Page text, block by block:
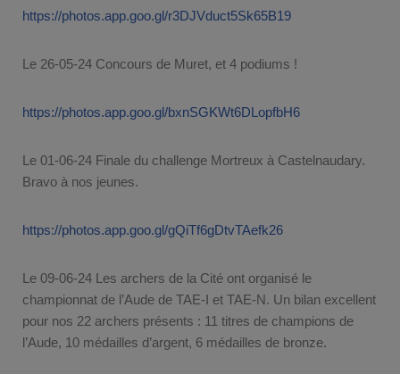
https://photos.app.goo.gl/r3DJVduct5Sk65B19
Le 26-05-24 Concours de Muret, et 4 podiums !
https://photos.app.goo.gl/bxnSGKWt6DLopfbH6
Le 01-06-24 Finale du challenge Mortreux à Castelnaudary.
Bravo à nos jeunes.
https://photos.app.goo.gl/gQiTf6gDtvTAefk26
Le 09-06-24 Les archers de la Cité ont organisé le
championnat de l’Aude de TAE-I et TAE-N. Un bilan excellent
pour nos 22 archers présents : 11 titres de champions de
l’Aude, 10 médailles d’argent, 6 médailles de bronze.